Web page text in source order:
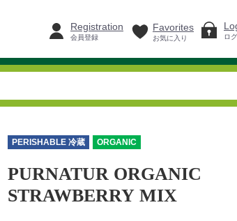
Registration
会員登録
Favorites
お気に入り ロ
PERISHABLE 冷蔵 ORGANIC
PURNATUR ORGANIC
STRAWBERRY MIX